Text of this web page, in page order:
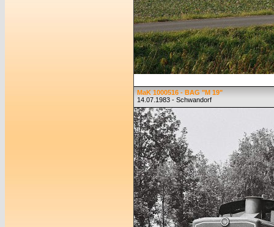
MaK 1000516 - BAG "M 19"
14.07.1983 - Schwandorf